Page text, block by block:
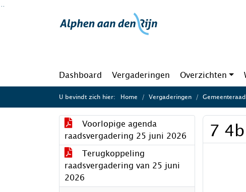
Ga naar de inhoud van deze pagina
Dashboard Vergaderingen Overzichten
U bevindt zich hier: Home Vergaderingen
Voorlopige agenda
raadsvergadering 25 juni 2026
Terugkoppeling
raadsvergadering van 25 juni
2026
7